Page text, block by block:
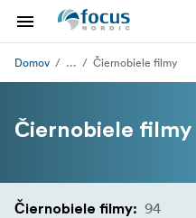
Domov ... Čiernobiele filmy
Čiernobiele filmy
Čiernobiele filmy: 94